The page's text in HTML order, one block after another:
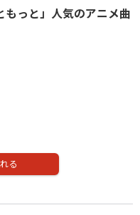
っと」人気のアニメ曲
る